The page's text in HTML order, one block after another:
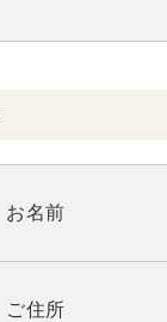
お名前
ご住所